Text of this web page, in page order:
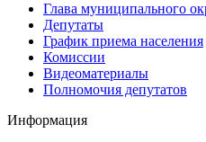
Глава муниципального
Депутаты
График приема населения
Комиссии
Видеоматериалы
Полномочия депутатов
Информация